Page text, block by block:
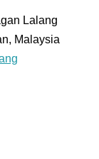
Lalang
Malaysia